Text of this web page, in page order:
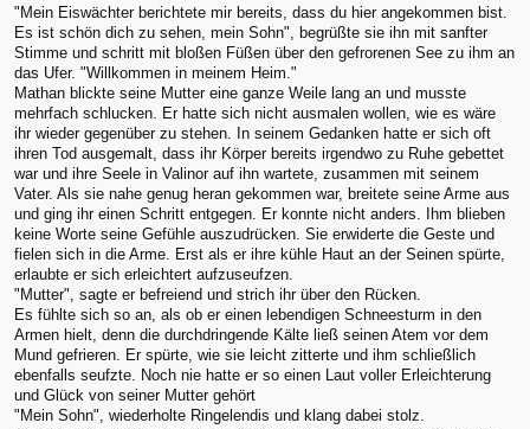
"Mein Eiswächter berichtete mir bereits, dass du hier angekommen bist.
Es ist schön dich zu sehen, mein Sohn", begrüßte sie ihn mit sanfter
Stimme und schritt mit bloßen Füßen über den gefrorenen See zu ihm an
das Ufer. "Willkommen in meinem Heim."
Mathan blickte seine Mutter eine ganze Weile lang an und musste
mehrfach schlucken. Er hatte sich nicht ausmalen wollen, wie es wäre
ihr wieder gegenüber zu stehen. In seinem Gedanken hatte er sich oft
ihren Tod ausgemalt, dass ihr Körper bereits irgendwo zu Ruhe gebettet
war und ihre Seele in Valinor auf ihn wartete, zusammen mit seinem
Vater. Als sie nahe genug heran gekommen war, breitete seine Arme aus
und ging ihr einen Schritt entgegen. Er konnte nicht anders. Ihm blieben
keine Worte seine Gefühle auszudrücken. Sie erwiderte die Geste und
fielen sich in die Arme. Erst als er ihre kühle Haut an der Seinen spürte,
erlaubte er sich erleichtert aufzuseufzen.
"Mutter", sagte er befreiend und strich ihr über den Rücken.
Es fühlte sich so an, als ob er einen lebendigen Schneesturm in den
Armen hielt, denn die durchdringende Kälte ließ seinen Atem vor dem
Mund gefrieren. Er spürte, wie sie leicht zitterte und ihm schließlich
ebenfalls seufzte. Noch nie hatte er so einen Laut voller Erleichterung
und Glück von seiner Mutter gehört
"Mein Sohn", wiederholte Ringelendis und klang dabei stolz.